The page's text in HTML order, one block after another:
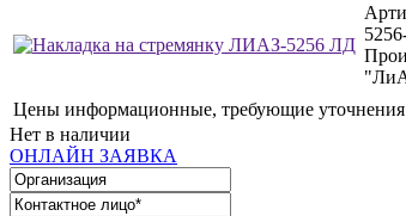
Цены информационные, требующие уточнения
Нет в наличии
ОНЛАЙН ЗАЯВКА